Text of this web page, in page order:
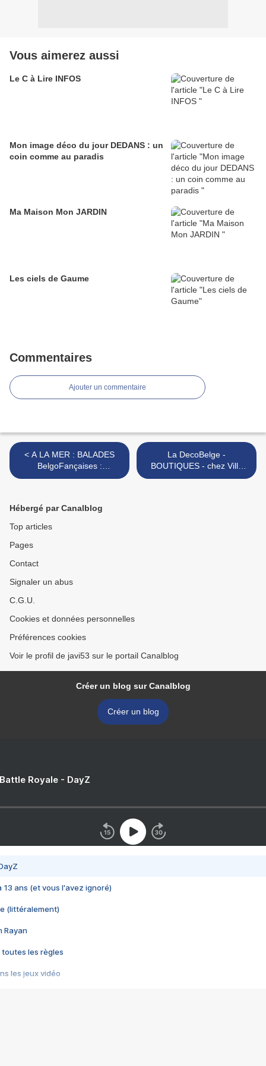
Vous aimerez aussi
Le C à Lire INFOS
Mon image déco du jour DEDANS : un
coin comme au paradis
Ma Maison Mon JARDIN
Les ciels de Gaume
Commentaires
Ajouter un commentaire
< A LA MER : BALADES
BelgoFançaises :
DUNKERQUE
La DecoBelge -
BOUTIQUES - chez Villa
Floris - >
Hébergé par Canalblog
Top articles
Pages
Contact
Signaler un abus
C.G.U.
Cookies et données personnelles
Préférences cookies
Voir le profil de javi53 sur le portail Canalblog
Créer un blog sur Canalblog
Créer un blog
Royale - DayZ
13 ans (et vous l'avez ignoré)
(littéralement)
Rayan
toutes les règles
les jeux vidéo